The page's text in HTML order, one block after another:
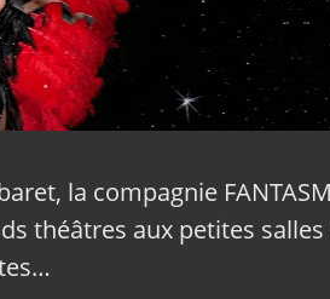
la compagnie
théâtres aux petites